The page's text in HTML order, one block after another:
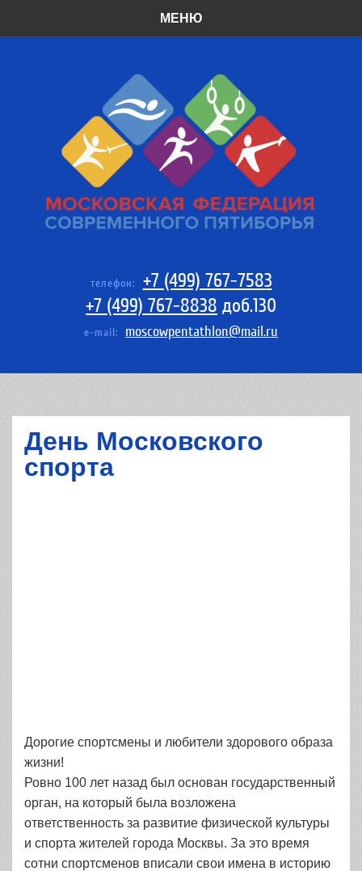
МЕНЮ
телефон:
+7 (499) 767-7583
+7 (499) 767-8838 доб.130
e-mail: moscowpentathlon@mail.ru
День Московского
спорта
Дорогие спортсмены и любители здорового образа
жизни!
Ровно 100 лет назад был основан государственный
орган, на который была возложена
ответственность за развитие физической культуры
и спорта жителей города Москвы. За это время
сотни спортсменов вписали свои имена в историю